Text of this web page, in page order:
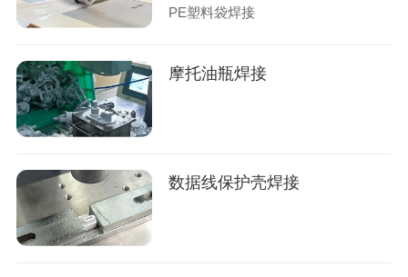
PE塑料袋焊接
摩托油瓶焊接
数据线保护壳焊接